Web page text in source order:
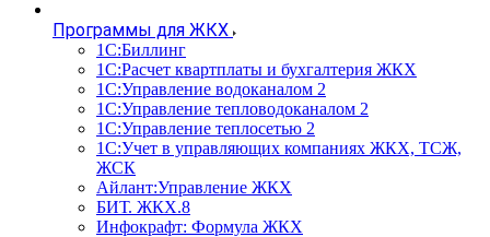
Программы для ЖКХ
1С:Биллинг
1С:Расчет квартплаты и бухгалтерия ЖКХ
1С:Управление водоканалом 2
1С:Управление тепловодоканалом 2
1С:Управление теплосетью 2
1С:Учет в управляющих компаниях ЖКХ, ТСЖ,
ЖСК
Айлант:Управление ЖКХ
БИТ. ЖКХ.8
Инфокрафт: Формула ЖКХ